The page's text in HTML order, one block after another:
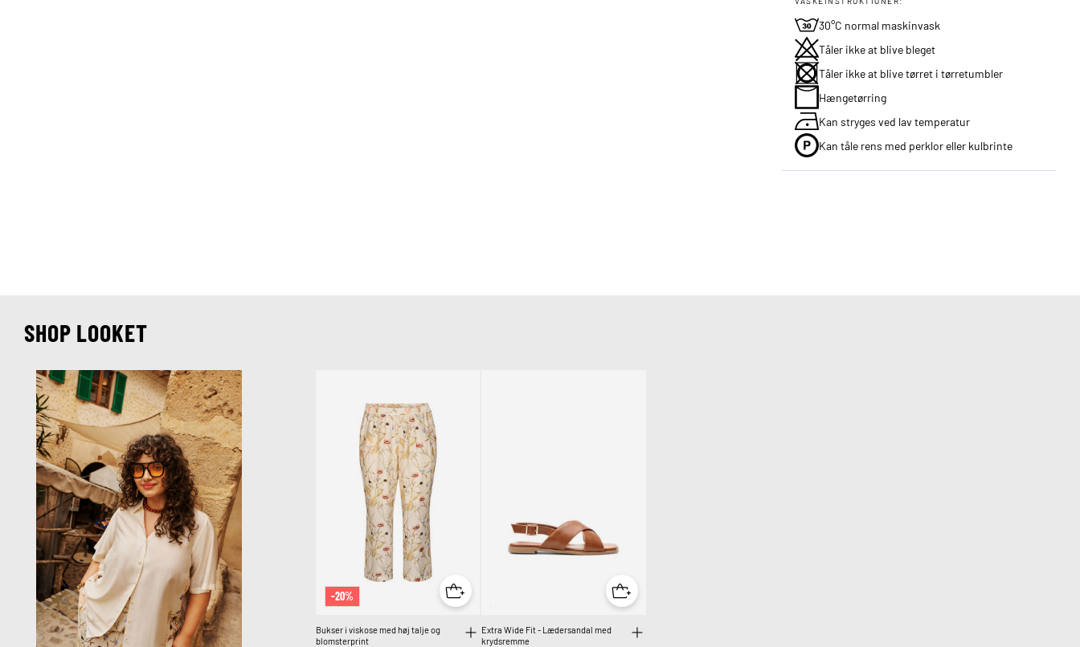
30°C normal maskinvask
Tåler ikke at blive bleget
Tåler ikke at blive tørret i tørretumbler
Hængetørring
Kan stryges ved lav temperatur
Kan tåle rens med perklor eller kulbrinte
SHOP LOOKET
-20%
Bukser i viskose med høj talje og
blomsterprint
Extra Wide Fit - Lædersandal med
krydsremme